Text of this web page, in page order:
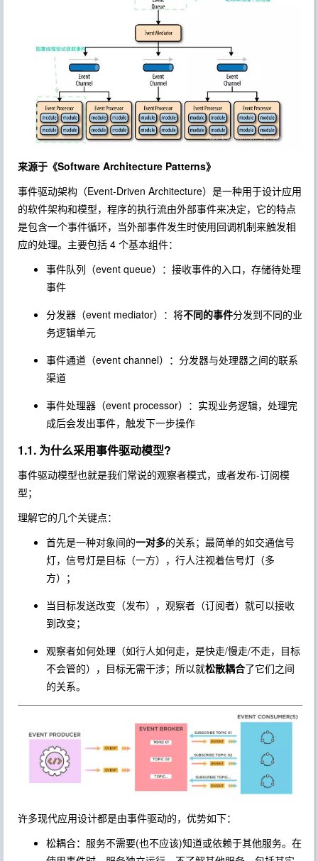
来源于《Software Architecture Patterns》
事件驱动架构（Event-Driven Architecture）是一种用于设计应用
的软件架构和模型，程序的执行流由外部事件来决定，它的特点
是包含一个事件循环，当外部事件发生时使用回调机制来触发相
应的处理。主要包括 4 个基本组件：
事件队列（event queue）：接收事件的入口，存储待处理
事件
分发器（event mediator）：将不同的事件分发到不同的业
务逻辑单元
事件通道（event channel）：分发器与处理器之间的联系
渠道
事件处理器（event processor）：实现业务逻辑，处理完
成后会发出事件，触发下一步操作
1.1. 为什么采用事件驱动模型?
事件驱动模型也就是我们常说的观察者模式，或者发布-订阅模
型；
理解它的几个关键点：
首先是一种对象间的一对多的关系；最简单的如交通信号
灯，信号灯是目标（一方），行人注视着信号灯（多
方）；
当目标发送改变（发布），观察者（订阅者）就可以接收
到改变；
观察者如何处理（如行人如何走，是快走/慢走/不走，目标
不会管的），目标无需干涉；所以就松散耦合了它们之间
的关系。
许多现代应用设计都是由事件驱动的，优势如下：
松耦合：服务不需要(也不应该)知道或依赖于其他服务。在